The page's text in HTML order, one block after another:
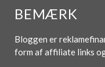
BEMÆRK
Bloggen er
form af affiliate links